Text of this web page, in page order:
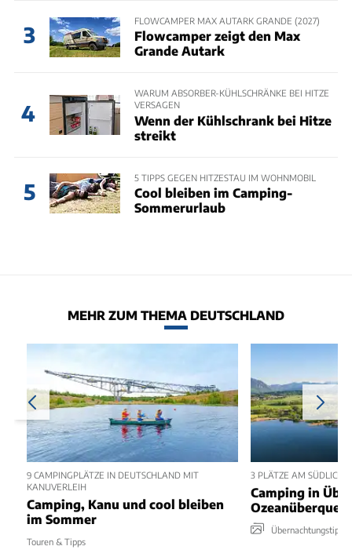
3
FLOWCAMPER MAX AUTARK GRANDE (2027)
Flowcamper zeigt den Max
Grande Autark
4
WARUM ABSORBER-KÜHLSCHRÄNKE BEI HITZE
VERSAGEN
Wenn der Kühlschrank bei Hitze
streikt
5
5 TIPPS GEGEN HITZESTAU IM WOHNMOBIL
Cool bleiben im Camping-
Sommerurlaub
MEHR ZUM THEMA DEUTSCHLAND
9 CAMPINGPLÄTZE IN DEUTSCHLAND MIT
KANUVERLEIH
Camping, Kanu und cool bleiben
im Sommer
Touren & Tipps
3 PLÄTZE AM
Camping in
Übernachtungstipps